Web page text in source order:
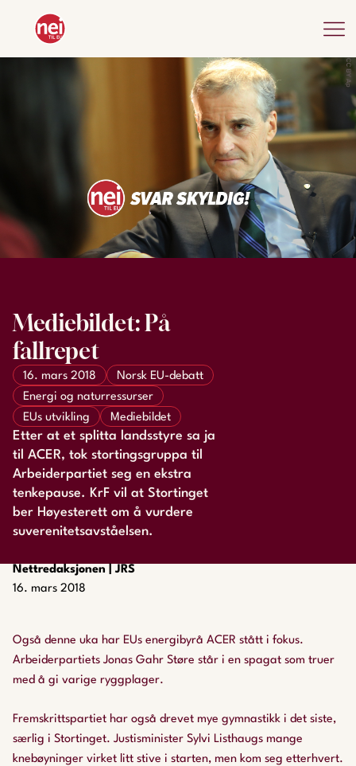
Nettredaksjonen | JRS
16. mars 2018
Mediebildet: På
fallrepet
16. mars 2018
Norsk EU-debatt
Energi og naturressurser
EUs utvikling
Mediebildet
Etter at et splitta landsstyre sa ja
til ACER, tok stortingsgruppa til
Arbeiderpartiet seg en ekstra
tenkepause. KrF vil at Stortinget
ber Høyesterett om å vurdere
suverenitetsavståelsen.
Også denne uka har EUs energibyrå ACER stått i fokus.
Arbeiderpartiets Jonas Gahr Støre står i en spagat som truer
med å gi varige ryggplager.
Fremskrittspartiet har også drevet mye gymnastikk i det siste,
særlig i Stortinget. Justisminister Sylvi Listhaugs mange
knebøyninger virket litt stive i starten, men kom seg etterhvert.